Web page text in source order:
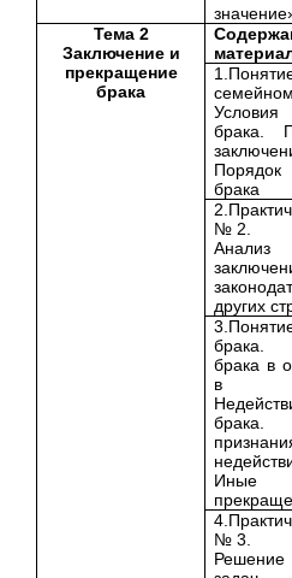
Тема 2
Заключение и
прекращение
брака
брака.
брака
№ 2.
других
брака.
брака в
в
брака.
Иные
№ 3.
Решение